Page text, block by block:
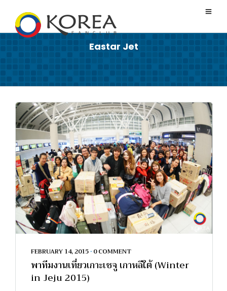
Eastar Jet
FEBRUARY 14, 2015 • 0 COMMENT
พาทีมงานเที่ยวเกาะเชจู เกาหลีใต้ (Winter
in Jeju 2015)